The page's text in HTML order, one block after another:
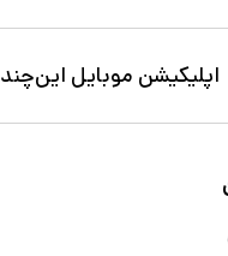
اپلیکیشن موبایل این‌چند